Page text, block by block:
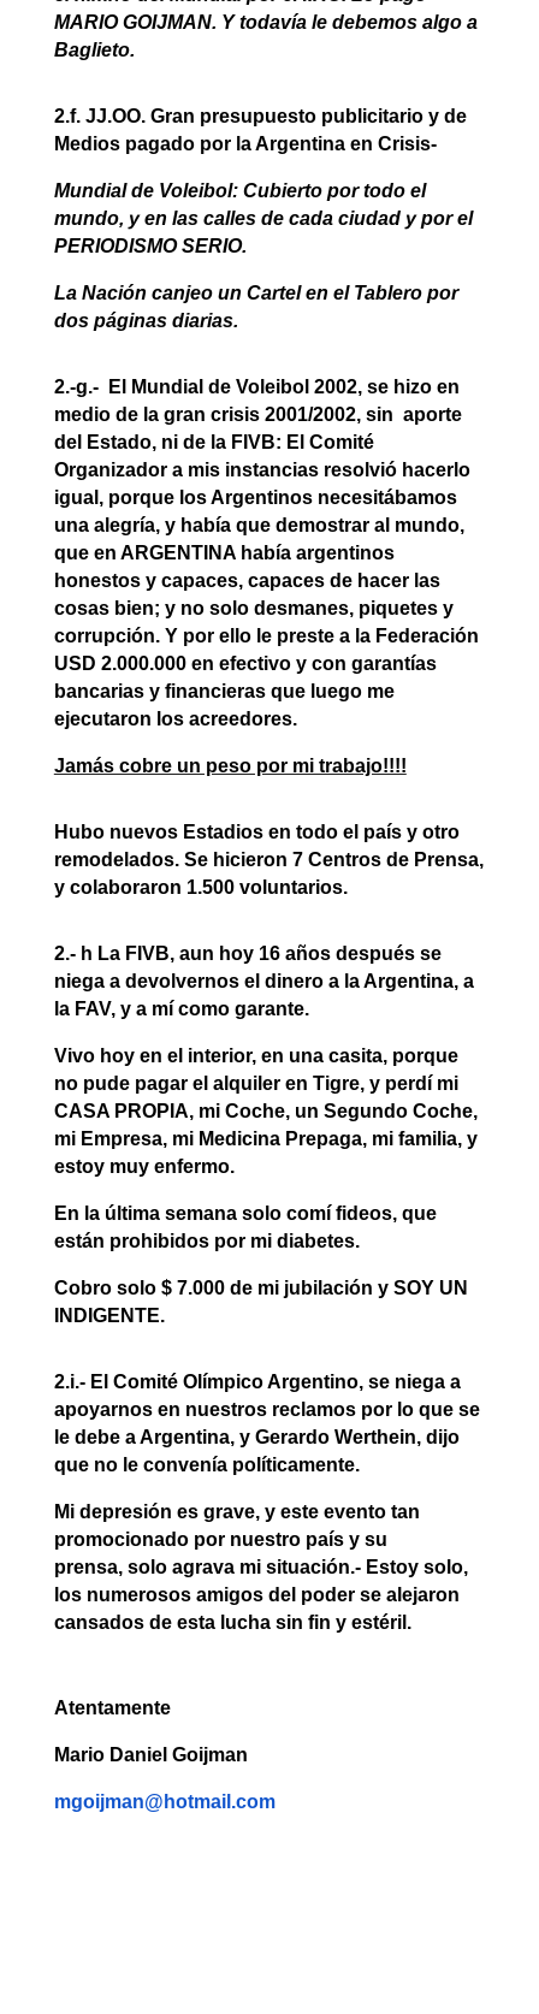
MARIO GOIJMAN. Y todavía le debemos algo a
Baglieto.
2.f. JJ.OO. Gran presupuesto publicitario y de
Medios pagado por la Argentina en Crisis-
Mundial de Voleibol: Cubierto por todo el
mundo, y en las calles de cada ciudad y por el
PERIODISMO SERIO.
La Nación canjeo un Cartel en el Tablero por
dos páginas diarias.
2.-g.- El Mundial de Voleibol 2002, se hizo en
medio de la gran crisis 2001/2002, sin aporte
del Estado, ni de la FIVB: El Comité
Organizador a mis instancias resolvió hacerlo
igual, porque los Argentinos necesitábamos
una alegría, y había que demostrar al mundo,
que en ARGENTINA había argentinos
honestos y capaces, capaces de hacer las
cosas bien; y no solo desmanes, piquetes y
corrupción. Y por ello le preste a la Federación
USD 2.000.000 en efectivo y con garantías
bancarias y financieras que luego me
ejecutaron los acreedores.
Jamás cobre un peso por mi trabajo!!!!
Hubo nuevos Estadios en todo el país y otro
remodelados. Se hicieron 7 Centros de Prensa,
y colaboraron 1.500 voluntarios.
2.- h La FIVB, aun hoy 16 años después se
niega a devolvernos el dinero a la Argentina, a
la FAV, y a mí como garante.
Vivo hoy en el interior, en una casita, porque
no pude pagar el alquiler en Tigre, y perdí mi
CASA PROPIA, mi Coche, un Segundo Coche,
mi Empresa, mi Medicina Prepaga, mi familia, y
estoy muy enfermo.
En la última semana solo comí fideos, que
están prohibidos por mi diabetes.
Cobro solo $ 7.000 de mi jubilación y SOY UN
INDIGENTE.
2.i.- El Comité Olímpico Argentino, se niega a
apoyarnos en nuestros reclamos por lo que se
le debe a Argentina, y Gerardo Werthein, dijo
que no le convenía políticamente.
Mi depresión es grave, y este evento tan
promocionado por nuestro país y su
prensa, soloagrava mi situación.- Estoy solo,
los numerosos amigos del poder se alejaron
cansados de esta lucha sin fin y estéril.
Atentamente
Mario Daniel Goijman
mgoijman@hotmail.com